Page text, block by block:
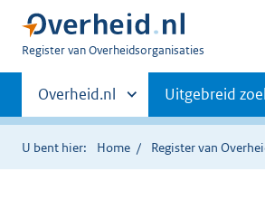
U
Register van Overheidsorganisaties
Primaire
navigatie
Andere
sites
binnen
Overheid.nl Uitgebreid
U bent hier: Home Register van